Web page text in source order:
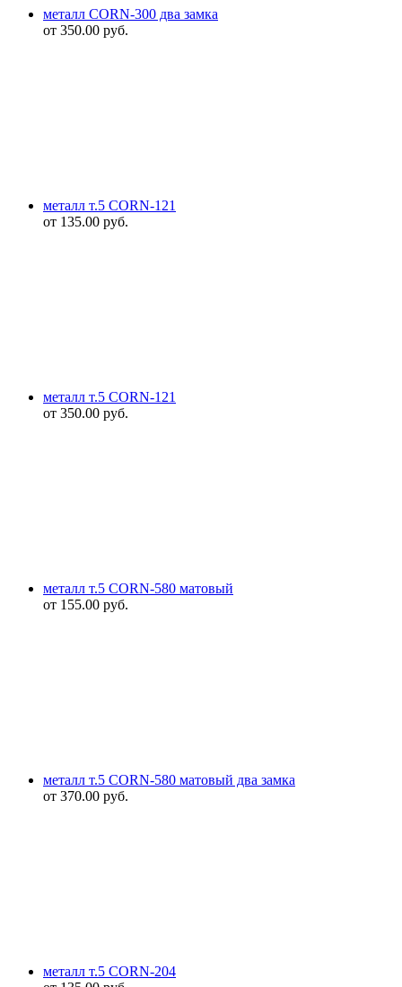
металл CORN-300 два замка
от 350.00 руб.
металл т.5 CORN-121
от 135.00 руб.
металл т.5 CORN-121
от 350.00 руб.
металл т.5 CORN-580 матовый
от 155.00 руб.
металл т.5 CORN-580 матовый два замка
от 370.00 руб.
металл т.5 CORN-204